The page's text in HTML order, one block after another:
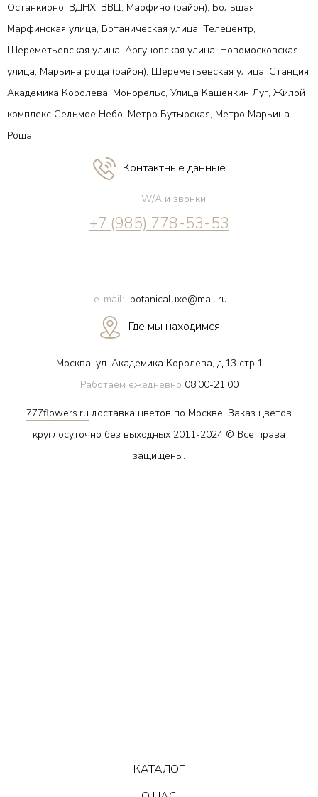
Останкионо, ВДНХ, ВВЦ, Марфино (район), Большая
Марфинская улица, Ботаническая улица, Телецентр,
Шереметьевская улица, Аргуновская улица, Новомосковская
улица, Марьина роща (район), Шереметьевская улица, Станция
Академика Королева, Монорельс, Улица Кашенкин Луг, Жилой
комплекс Седьмое Небо, Метро Бутырская, Метро Марьина
Роща
Контактные данные
W/A и звонки
+7 (985) 778-53-53
e-mail: botanicaluxe@mail.ru
Где мы находимся
Москва, ул. Академика Королева, д.13 стр.1
Работаем ежедневно 08:00-21:00
777flowers.ru доставка цветов по Москве, Заказ цветов
круглосуточно без выходных 2011-2024 © Все права
защищены.
КАТАЛОГ